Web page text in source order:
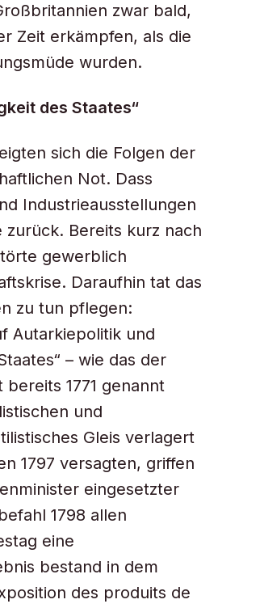
zwar bald,
Zeit erkämpfen, als die
wurden.
des Staates“
sich die Folgen der
Not. Dass
Industrieausstellungen
Bereits kurz nach
gewerblich
Daraufhin tat das
zu tun pflegen:
Autarkiepolitik und
– wie das der
1771 genannt
und
Gleis verlagert
1797 versagten, griffen
eingesetzter
1798 allen
eine
bestand in dem
des produits de